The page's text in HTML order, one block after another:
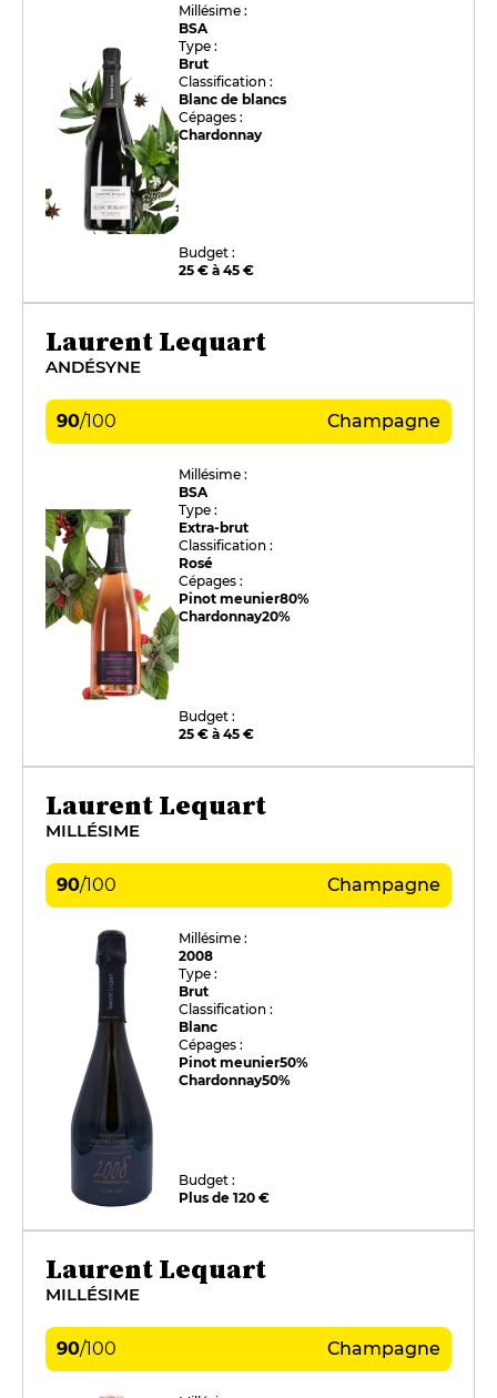
Millésime :
BSA
Type :
Brut
Classification :
Blanc de blancs
Cépages :
Chardonnay
Budget :
25 € à 45 €
Laurent Lequart
ANDÉSYNE
90/100 Champagne
Millésime :
BSA
Type :
Extra-brut
Classification :
Rosé
Cépages :
Pinot meunier80%
Chardonnay20%
Budget :
25 € à 45 €
Laurent Lequart
MILLÉSIME
90/100 Champagne
Millésime :
2008
Type :
Brut
Classification :
Blanc
Cépages :
Pinot meunier50%
Chardonnay50%
Budget :
Plus de 120 €
Laurent Lequart
MILLÉSIME
90/100 Champagne